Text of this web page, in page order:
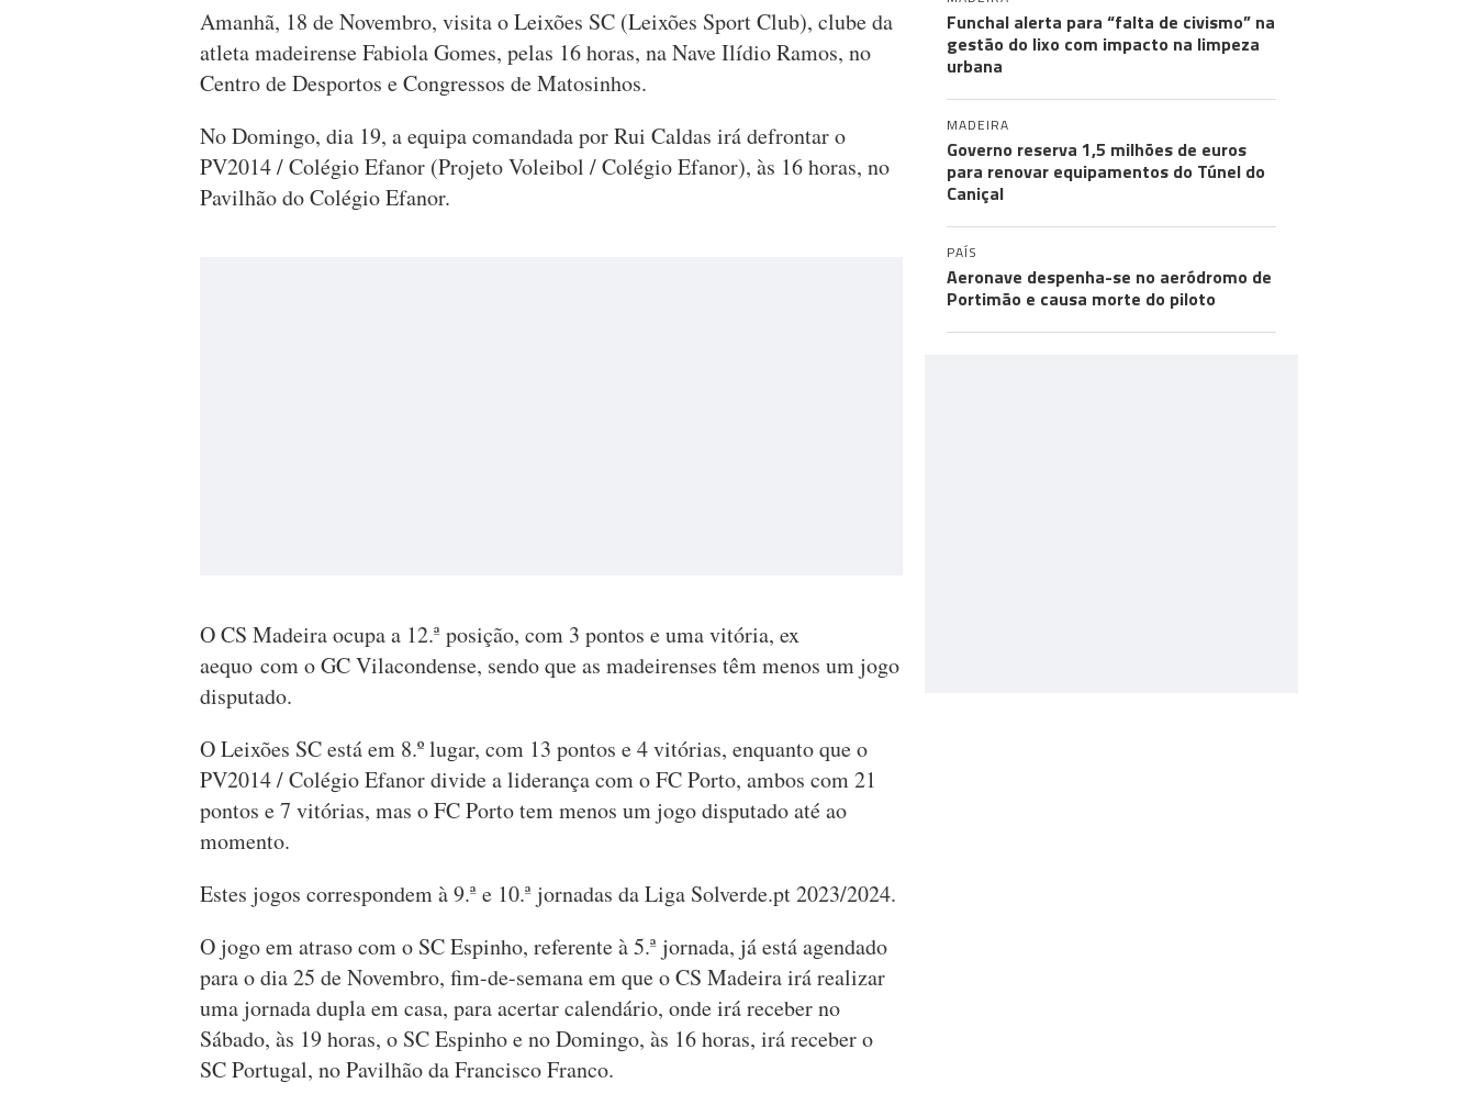
Amanhã, 18 de Novembro, visita o Leixões SC (Leixões Sport Club), clube da
atleta madeirense Fabiola Gomes, pelas 16 horas, na Nave Ilídio Ramos, no
Centro de Desportos e Congressos de Matosinhos.
No Domingo, dia 19, a equipa comandada por Rui Caldas irá defrontar o
PV2014 / Colégio Efanor (Projeto Voleibol / Colégio Efanor), às 16 horas, no
Pavilhão do Colégio Efanor.
O CS Madeira ocupa a 12.ª posição, com 3 pontos e uma vitória, ex
aequo com o GC Vilacondense, sendo que as madeirenses têm menos um jogo
disputado.
O Leixões SC está em 8.º lugar, com 13 pontos e 4 vitórias, enquanto que o
PV2014 / Colégio Efanor divide a liderança com o FC Porto, ambos com 21
pontos e 7 vitórias, mas o FC Porto tem menos um jogo disputado até ao
momento.
Estes jogos correspondem à 9.ª e 10.ª jornadas da Liga Solverde.pt 2023/2024.
O jogo em atraso com o SC Espinho, referente à 5.ª jornada, já está agendado
para o dia 25 de Novembro, fim-de-semana em que o CS Madeira irá realizar
uma jornada dupla em casa, para acertar calendário, onde irá receber no
Sábado, às 19 horas, o SC Espinho e no Domingo, às 16 horas, irá receber o
SC Portugal, no Pavilhão da Francisco Franco.
Funchal alerta para “falta de civismo” na
gestão do lixo com impacto na limpeza
urbana
MADEIRA
Governo reserva 1,5 milhões de euros
para renovar equipamentos do Túnel do
Caniçal
PAÍS
Aeronave despenha-se no aeródromo de
Portimão e causa morte do piloto